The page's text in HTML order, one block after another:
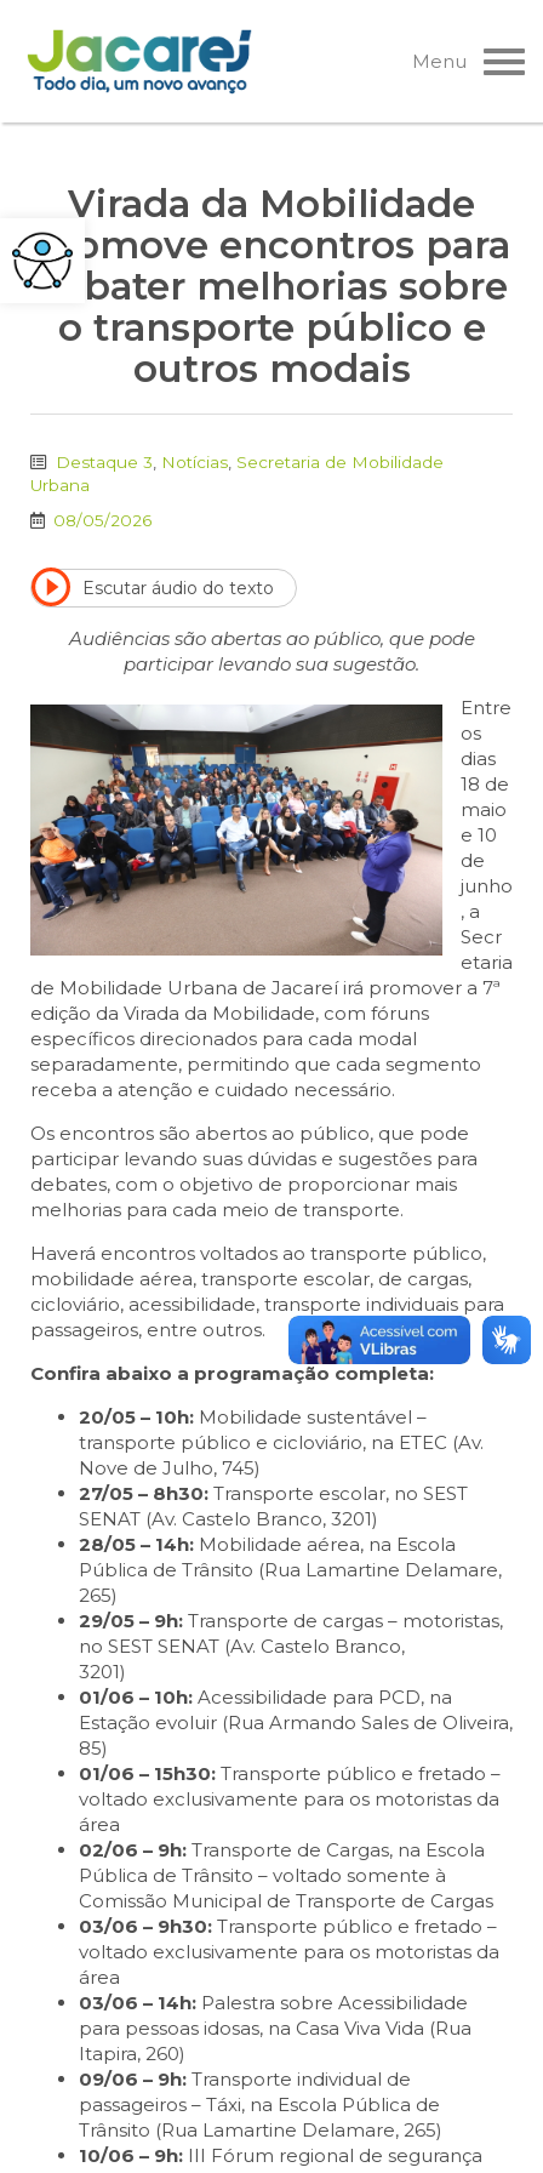
Pular
para
o
Menu
Virada da Mobilidade
promove encontros para
debater melhorias sobre
o transporte público e
outros modais
Destaque 3 Notícias Secretaria de Mobilidade
Urbana
08/05/2026
Escutar áudio do texto
Audiências são abertas ao público, que pode
participar levando sua sugestão.
Entre
os
dias
18 de
maio
e 10
de
junho
, a
Secr
etaria
de Mobilidade Urbana de Jacareí irá promover a 7ª
edição da Virada da Mobilidade, com fóruns
específicos direcionados para cada modal
separadamente, permitindo que cada segmento
receba a atenção e cuidado necessário.
Os encontros são abertos ao público, que pode
participar levando suas dúvidas e sugestões para
debates, com o objetivo de proporcionar mais
melhorias para cada meio de transporte.
Haverá encontros voltados ao transporte público,
mobilidade aérea, transporte escolar, de cargas,
cicloviário, acessibilidade, transporte individuais para
passageiros, entre outros.
Confira abaixo a programação completa:
20/05 – 10h: Mobilidade sustentável –
transporte público e cicloviário, na ETEC (Av.
Nove de Julho, 745)
27/05 – 8h30: Transporte escolar, no SEST
SENAT (Av. Castelo Branco, 3201)
28/05 – 14h: Mobilidade aérea, na Escola
Pública de Trânsito (Rua Lamartine Delamare,
265)
29/05 – 9h: Transporte de cargas – motoristas,
no SEST SENAT (Av. Castelo Branco,
3201)
01/06 – 10h: Acessibilidade para PCD, na
Estação evoluir (Rua Armando Sales de Oliveira,
85)
01/06 – 15h30: Transporte público e fretado –
voltado exclusivamente para os motoristas da
área
02/06 – 9h: Transporte de Cargas, na Escola
Pública de Trânsito – voltado somente à
Comissão Municipal de Transporte de Cargas
03/06 – 9h30: Transporte público e fretado –
voltado exclusivamente para os motoristas da
área
03/06 – 14h: Palestra sobre Acessibilidade
para pessoas idosas, na Casa Viva Vida (Rua
Itapira, 260)
09/06 – 9h: Transporte individual de
passageiros – Táxi, na Escola Pública de
Trânsito (Rua Lamartine Delamare, 265)
10/06 – 9h: III Fórum regional de segurança